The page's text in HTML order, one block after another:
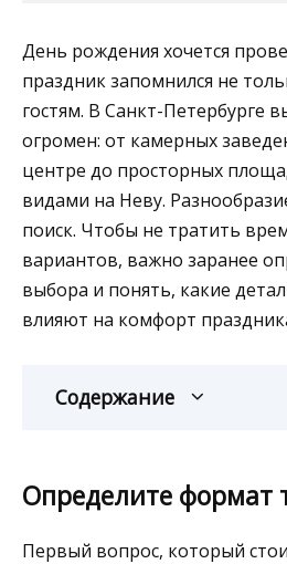
День рождения хочется
праздник запомнился не
гостям. В Санкт-Петербурге
огромен: от камерных
центре до просторных
видами на Неву.
поиск. Чтобы не тратить
вариантов, важно заранее
выбора и понять, какие
влияют на комфорт
Содержание
Определите формат
Первый вопрос, который